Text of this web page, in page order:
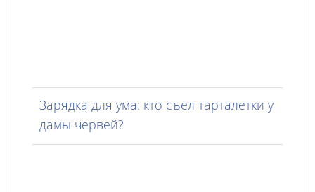
Зарядка для ума: кто съел тарталетки у
дамы червей?